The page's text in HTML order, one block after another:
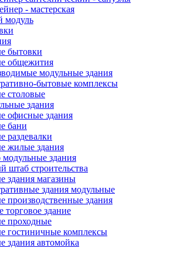
- мастерская
модуль
бытовки
общежития
модульные здания
бытовые комплексы
столовые
здания
офисные здания
бани
раздевалки
жилые здания
здания
штаб строительства
здания магазины
здания модульные
производственные здания
торговое здание
проходные
гостиничные комплексы
здания автомойка